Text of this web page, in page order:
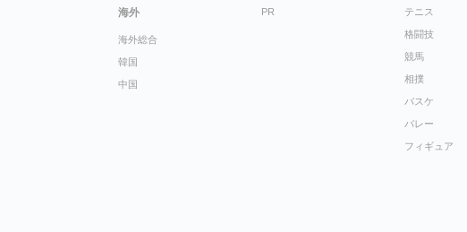
海外
海外総合
韓国
中国
PR テニス
格闘技
競馬
相撲
バスケ
バレー
フィギュア